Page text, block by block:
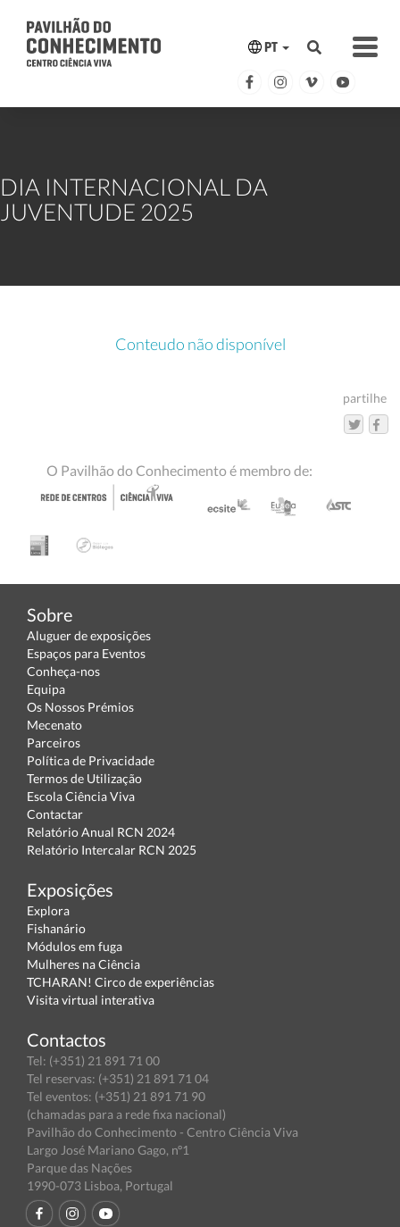
PT
DIA INTERNACIONAL DA
JUVENTUDE 2025
Conteudo não disponível
partilhe
O Pavilhão do Conhecimento é membro de:
Sobre
Aluguer de exposições
Espaços para Eventos
Conheça-nos
Equipa
Os Nossos Prémios
Mecenato
Parceiros
Política de Privacidade
Termos de Utilização
Escola Ciência Viva
Contactar
Relatório Anual RCN 2024
Relatório Intercalar RCN 2025
Exposições
Explora
Fishanário
Módulos em fuga
Mulheres na Ciência
TCHARAN! Circo de experiências
Visita virtual interativa
Contactos
Tel: (+351) 21 891 71 00
Tel reservas: (+351) 21 891 71 04
Tel eventos: (+351) 21 891 71 90
(chamadas para a rede fixa nacional)
Pavilhão do Conhecimento - Centro Ciência Viva
Largo José Mariano Gago, nº1
Parque das Nações
1990-073 Lisboa, Portugal